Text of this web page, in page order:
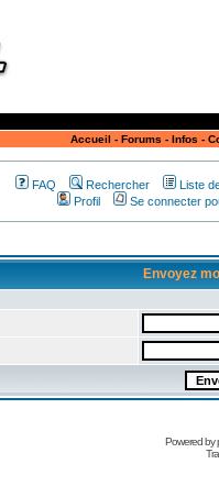
Accueil - Forums - Infos -
FAQ Rechercher
Liste
Profil
Se connecter
Envoyez
Powered by